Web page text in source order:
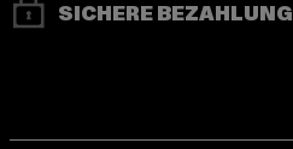
SICHERE BEZAHLUNG